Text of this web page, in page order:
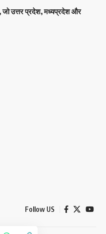
जो उत्तर प्रदेश, मध्यप्रदेश और
Follow US